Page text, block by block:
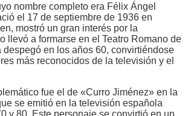
nombre completo era Félix Ángel
el 17 de septiembre de 1936 en
mostró un gran interés por la
llevó a formarse en el Teatro Romano de
despegó en los años 60, convirtiéndose
más reconocidos de la televisión y el
fue el de «Curro Jiménez» en la
se emitió en la televisión española
y 80. Este personaje se convirtió en un